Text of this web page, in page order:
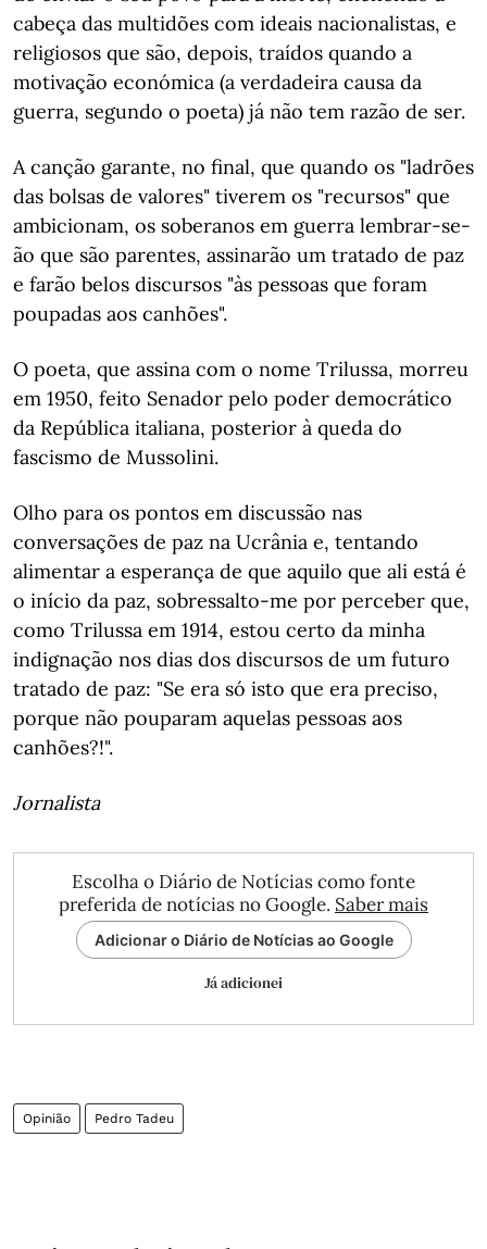
cabeça das multidões com ideais nacionalistas, e
religiosos que são, depois, traídos quando a
motivação económica (a verdadeira causa da
guerra, segundo o poeta) já não tem razão de ser.
A canção garante, no final, que quando os "ladrões
das bolsas de valores" tiverem os "recursos" que
ambicionam, os soberanos em guerra lembrar-se-
ão que são parentes, assinarão um tratado de paz
e farão belos discursos "às pessoas que foram
poupadas aos canhões".
O poeta, que assina com o nome Trilussa, morreu
em 1950, feito Senador pelo poder democrático
da República italiana, posterior à queda do
fascismo de Mussolini.
Olho para os pontos em discussão nas
conversações de paz na Ucrânia e, tentando
alimentar a esperança de que aquilo que ali está é
o início da paz, sobressalto-me por perceber que,
como Trilussa em 1914, estou certo da minha
indignação nos dias dos discursos de um futuro
tratado de paz: "Se era só isto que era preciso,
porque não pouparam aquelas pessoas aos
canhões?!".
Jornalista
Escolha o Diário de Notícias como fonte
preferida de notícias no Google. Saber mais
Adicionar o Diário de Notícias ao Google
Já adicionei
Opinião Pedro Tadeu